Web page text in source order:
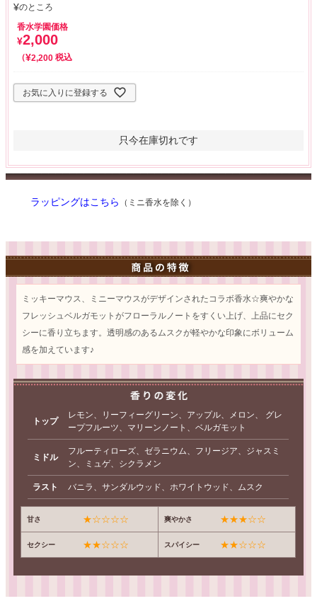
¥のところ
香水学園価格
¥2,000
¥2,200 税込
お気に入りに登録する
只今在庫切れです
ラッピングはこちら （ミニ香水を除く）
ミッキーマウス、ミニーマウスがデザインされたコラボ香水☆爽やかな
フレッシュベルガモットがフローラルノートをすくい上げ、上品にセク
シーに香り立ちます。透明感のあるムスクが軽やかな印象にボリューム
感を加えています♪
トップ
レモン、リーフィーグリーン、アップル、メロン、 グレ
ープフルーツ、マリーンノート、ベルガモット
ミドル
フルーティローズ、ゼラニウム、フリージア、ジャスミ
ン、ミュゲ、シクラメン
ラスト バニラ、サンダルウッド、ホワイトウッド、ムスク
甘さ ★☆☆☆☆ 爽やかさ ★★★☆☆
セクシー ★★☆☆☆ スパイシー ★★☆☆☆